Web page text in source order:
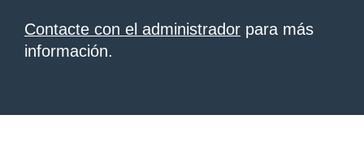
Contacte con el administrador para más
información.